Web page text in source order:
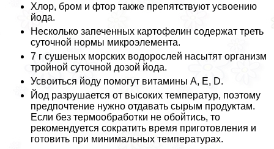
Хлор, бром и фтор также препятствуют усвоению
йода.
Несколько запеченных картофелин содержат треть
суточной нормы микроэлемента.
7 г сушеных морских водорослей насытят организм
тройной суточной дозой йода.
Усвоиться йоду помогут витамины А, Е, D.
Йод разрушается от высоких температур, поэтому
предпочтение нужно отдавать сырым продуктам.
Если без термообработки не обойтись, то
рекомендуется сократить время приготовления и
готовить при минимальных температурах.